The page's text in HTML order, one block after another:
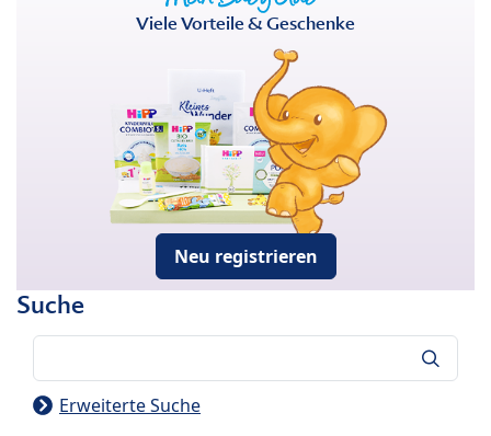
Viele Vorteile & Geschenke
Neu registrieren
Suche
Erweiterte Suche